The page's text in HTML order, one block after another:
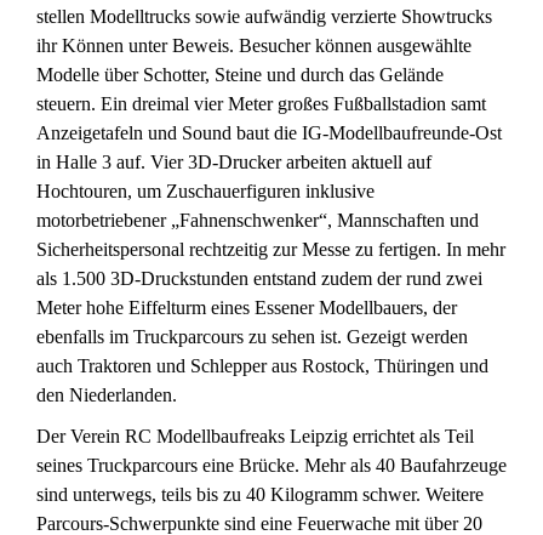
stellen Modelltrucks sowie aufwändig verzierte Showtrucks
ihr Können unter Beweis. Besucher können ausgewählte
Modelle über Schotter, Steine und durch das Gelände
steuern. Ein dreimal vier Meter großes Fußballstadion samt
Anzeigetafeln und Sound baut die IG-Modellbaufreunde-Ost
in Halle 3 auf. Vier 3D-Drucker arbeiten aktuell auf
Hochtouren, um Zuschauerfiguren inklusive
motorbetriebener „Fahnenschwenker“, Mannschaften und
Sicherheitspersonal rechtzeitig zur Messe zu fertigen. In mehr
als 1.500 3D-Druckstunden entstand zudem der rund zwei
Meter hohe Eiffelturm eines Essener Modellbauers, der
ebenfalls im Truckparcours zu sehen ist. Gezeigt werden
auch Traktoren und Schlepper aus Rostock, Thüringen und
den Niederlanden.
Der Verein RC Modellbaufreaks Leipzig errichtet als Teil
seines Truckparcours eine Brücke. Mehr als 40 Baufahrzeuge
sind unterwegs, teils bis zu 40 Kilogramm schwer. Weitere
Parcours-Schwerpunkte sind eine Feuerwache mit über 20